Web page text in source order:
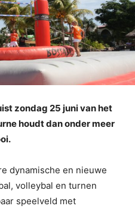
zondag 25 juni van het
houdt dan onder meer
dynamische en nieuwe
volleybal en turnen
speelveld met